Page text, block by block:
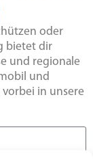
oder
bietet dir
und regionale
und
in unsere